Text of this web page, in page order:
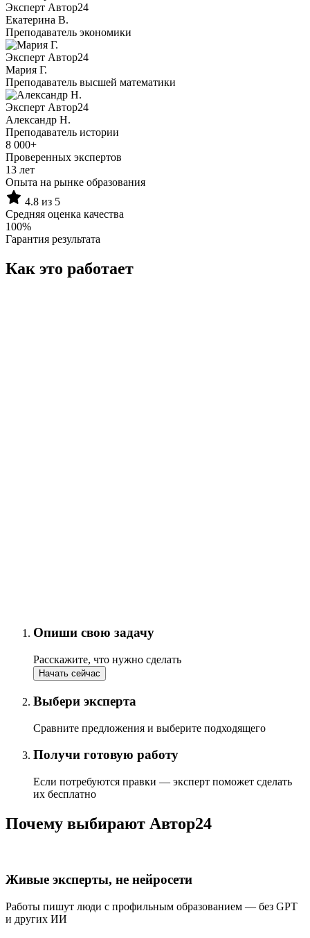
Эксперт Автор24
Екатерина B.
Преподаватель экономики
Эксперт Автор24
Мария Г.
Преподаватель высшей математики
Эксперт Автор24
Александр Н.
Преподаватель истории
8 000+
Проверенных экспертов
13 лет
Опыта на рынке образования
4.8 из 5
Средняя оценка качества
100%
Гарантия результата
Как это работает
Опиши свою задачу
Расскажите, что нужно сделать
Начать сейчас
Выбери эксперта
Сравните предложения и выберите подходящего
Получи готовую работу
Если потребуются правки — эксперт поможет сделать
их бесплатно
Почему выбирают Автор24
Живые эксперты, не нейросети
Работы пишут люди с профильным образованием — без GPT
и других ИИ